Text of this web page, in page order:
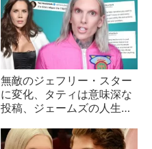
無敵のジェフリー・スター
に変化、タティは意味深な
投稿、ジェームズの人生の